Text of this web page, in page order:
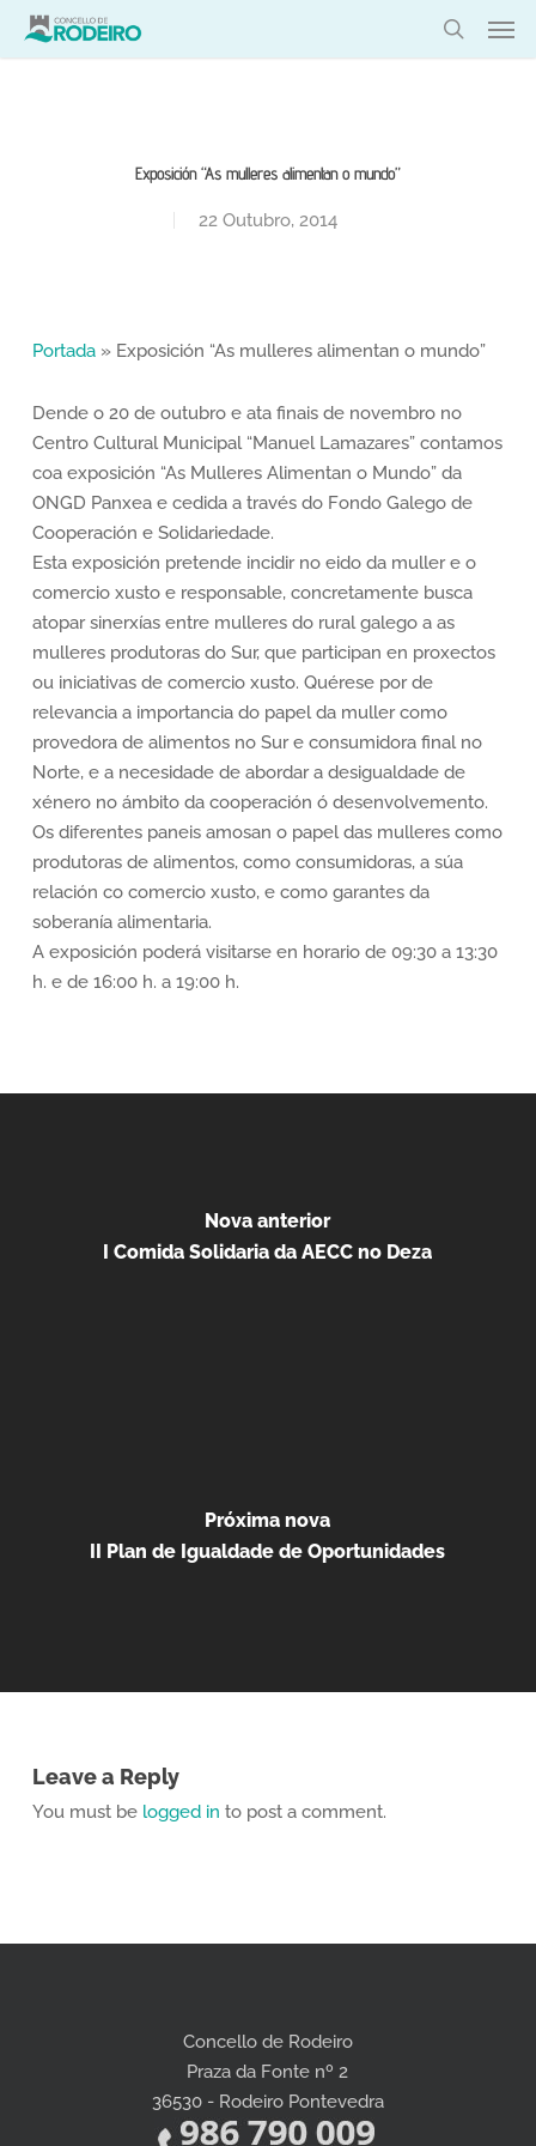
Skip
Exposición “As mulleres alimentan o mundo”
22 Outubro, 2014
Portada» Exposición “As mulleres alimentan o mundo”
Dende o 20 de outubro e ata finais de novembro no
Centro Cultural Municipal “Manuel Lamazares” contamos
coa exposición “As Mulleres Alimentan o Mundo” da
ONGD Panxea e cedida a través do Fondo Galego de
Cooperación e Solidariedade.
Esta exposición pretende incidir no eido da muller e o
comercio xusto e responsable, concretamente busca
atopar sinerxías entre mulleres do rural galego a as
mulleres produtoras do Sur, que participan en proxectos
ou iniciativas de comercio xusto. Quérese por de
relevancia a importancia do papel da muller como
provedora de alimentos no Sur e consumidora final no
Norte, e a necesidade de abordar a desigualdade de
xénero no ámbito da cooperación ó desenvolvemento.
Os diferentes paneis amosan o papel das mulleres como
produtoras de alimentos, como consumidoras, a súa
relación co comercio xusto, e como garantes da
soberanía alimentaria.
A exposición poderá visitarse en horario de 09:30 a 13:30
h. e de 16:00 h. a 19:00 h.
Nova anterior
I Comida Solidaria da AECC no Deza
Próxima nova
II Plan de Igualdade de Oportunidades
Leave a Reply
You must be logged in to post a comment.
Concello de Rodeiro
Praza da Fonte nº 2
36530 - Rodeiro Pontevedra